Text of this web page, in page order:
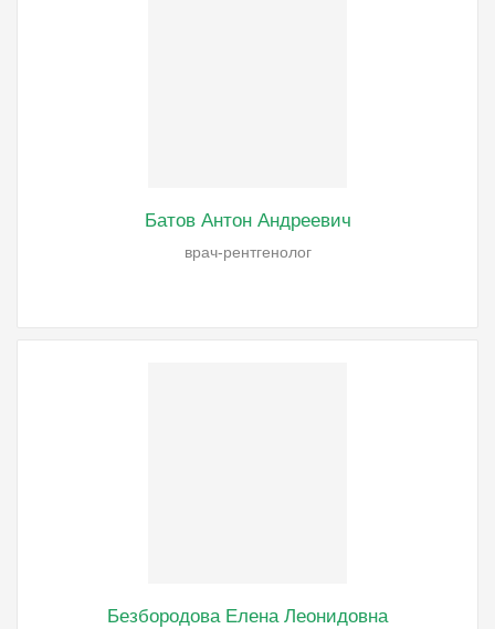
Батов Антон Андреевич
врач-рентгенолог
Безбородова Елена Леонидовна